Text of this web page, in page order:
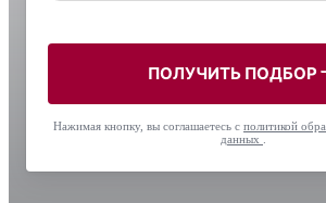
ПОЛУЧИТЬ ПОДБОР
Нажимая кнопку, вы соглашаетесь с политикой
данных